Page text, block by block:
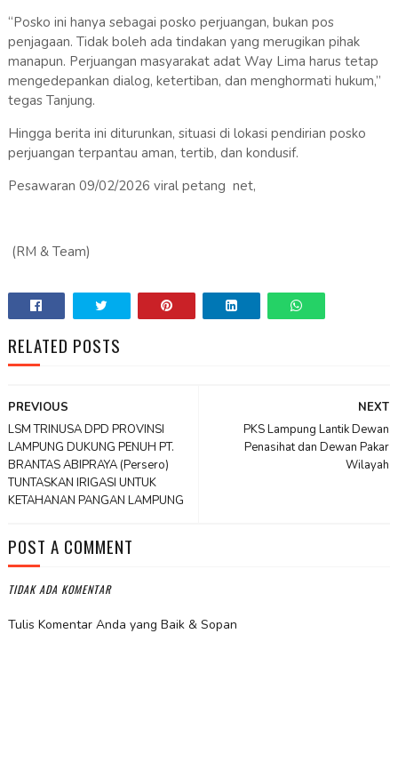
“Posko ini hanya sebagai posko perjuangan, bukan pos
penjagaan. Tidak boleh ada tindakan yang merugikan pihak
manapun. Perjuangan masyarakat adat Way Lima harus tetap
mengedepankan dialog, ketertiban, dan menghormati hukum,”
tegas Tanjung.
Hingga berita ini diturunkan, situasi di lokasi pendirian posko
perjuangan terpantau aman, tertib, dan kondusif.
Pesawaran 09/02/2026 viral petang net,
(RM & Team)
RELATED POSTS
NEXT
PKS Lampung Lantik Dewan
Penasihat dan Dewan Pakar
Wilayah
PREVIOUS
LSM TRINUSA DPD PROVINSI
LAMPUNG DUKUNG PENUH PT.
BRANTAS ABIPRAYA (Persero)
TUNTASKAN IRIGASI UNTUK
KETAHANAN PANGAN LAMPUNG
POST A COMMENT
TIDAK ADA KOMENTAR
Tulis Komentar Anda yang Baik & Sopan